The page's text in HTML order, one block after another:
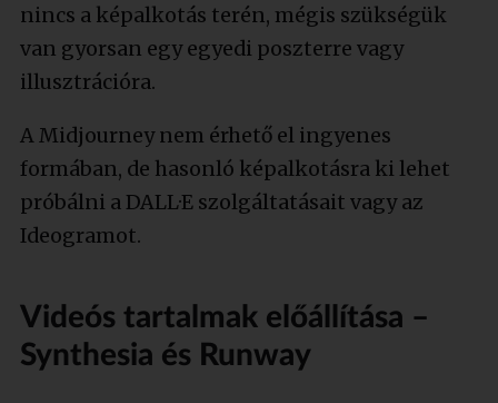
nincs a képalkotás terén, mégis szükségük
van gyorsan egy egyedi poszterre vagy
illusztrációra.
A Midjourney nem érhető el ingyenes
formában, de hasonló képalkotásra ki lehet
próbálni a DALL·E szolgáltatásait vagy az
Ideogramot.
Videós tartalmak előállítása –
Synthesia és Runway